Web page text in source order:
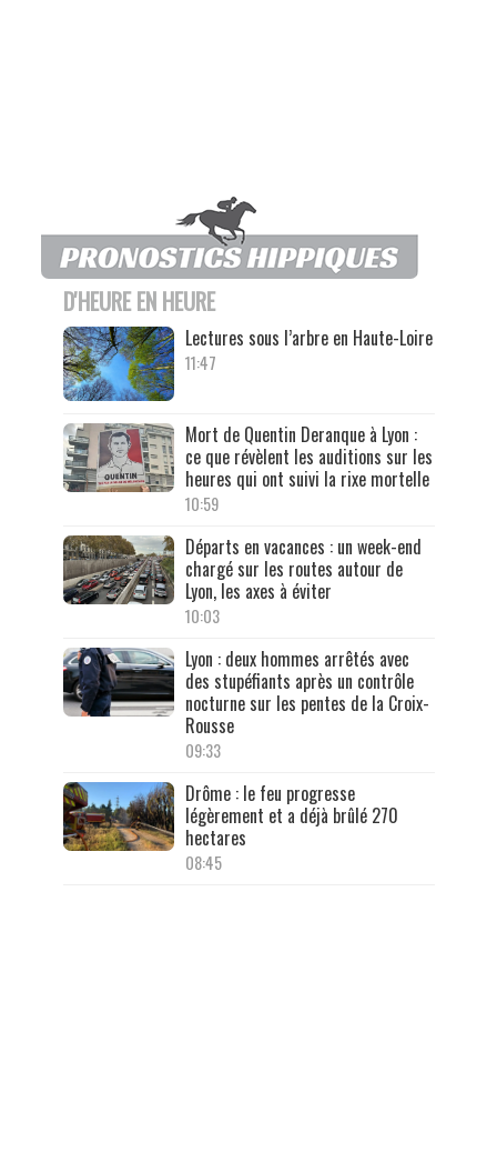
D'HEURE EN HEURE
Lectures sous l’arbre en Haute-Loire
11:47
Mort de Quentin Deranque à Lyon :
ce que révèlent les auditions sur les
heures qui ont suivi la rixe mortelle
10:59
Départs en vacances : un week-end
chargé sur les routes autour de
Lyon, les axes à éviter
10:03
Lyon : deux hommes arrêtés avec
des stupéfiants après un contrôle
nocturne sur les pentes de la Croix-
Rousse
09:33
Drôme : le feu progresse
légèrement et a déjà brûlé 270
hectares
08:45